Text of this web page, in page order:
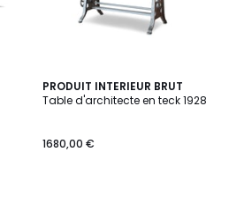
PRODUIT INTERIEUR BRUT
Table d'architecte en teck 1928
1680,00 €